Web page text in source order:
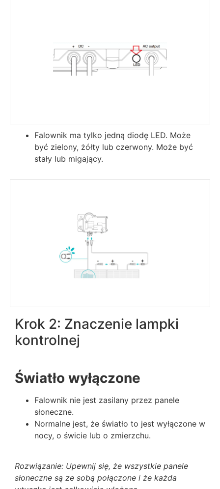
Falownik ma tylko jedną diodę LED. Może
być zielony, żółty lub czerwony. Może być
stały lub migający.
Krok 2: Znaczenie lampki
kontrolnej
Światło wyłączone
Falownik nie jest zasilany przez panele
słoneczne.
Normalne jest, że światło to jest wyłączone w
nocy, o świcie lub o zmierzchu.
Rozwiązanie: Upewnij się, że wszystkie panele
słoneczne są ze sobą połączone i że każda